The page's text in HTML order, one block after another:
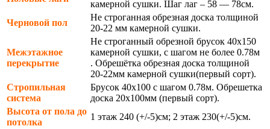
камерной сушки. Шаг лаг – 58 — 78см.
Черновой пол
Не строганная обрезная доска толщиной
20-22 мм камерной сушки.
Межэтажное
перекрытие
Не строганный обрезной брусок 40х150
камерной сушки, с шагом не более 0.78м
. Обрешётка обрезная доска толщиной
20-22мм камерной сушки(первый сорт).
Стропильная
система
Брусок 40х100 с шагом 0.78м. Обрешетка
доска 20х100мм (первый сорт).
Высота от пола до
потолка
1 этаж 240 (+/-5)см; 2 этаж 230(+/-5)см.